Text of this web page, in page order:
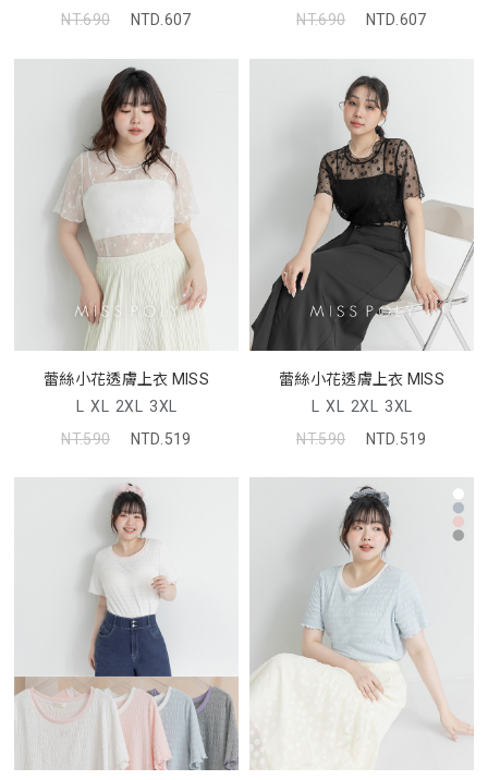
NT.690
NTD.607
NT.690
NTD.607
蕾絲小花透膚上衣 MISS
L XL 2XL 3XL
NT.590
NTD.519
蕾絲小花透膚上衣 MISS
L XL 2XL 3XL
NT.590
NTD.519